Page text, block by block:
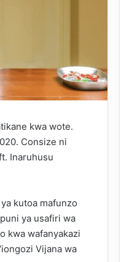
kwa wote.
Consize ni
Inaruhusu
kutoa mafunzo
ya usafiri wa
kwa wafanyakazi
Vijana wa